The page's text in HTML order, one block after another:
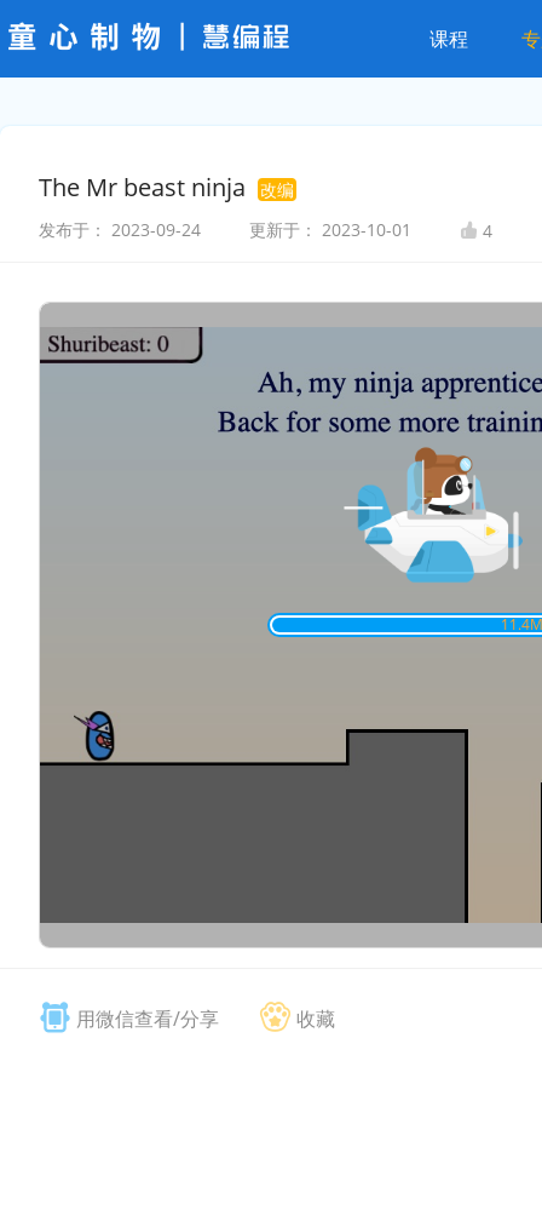
课程
The Mr beast ninja
改编
发布于： 2023-09-24 更新于： 2023-10-01 4
11.5
用微信查看/分享 收藏